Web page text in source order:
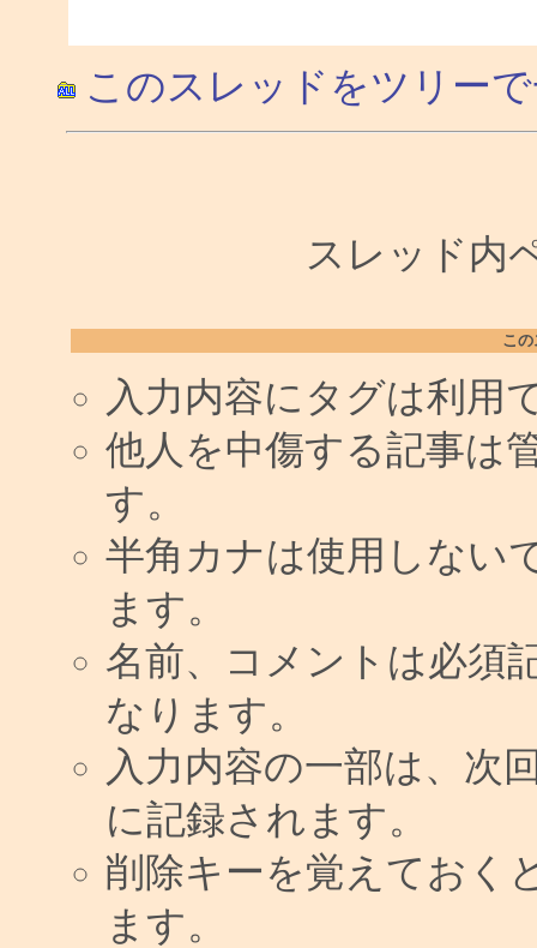
このスレッドをツリー
スレッド内
こ
入力内容にタグは利用
他人を中傷する記事は
す。
半角カナは使用しない
ます。
名前、コメントは必須
なります。
入力内容の一部は、次
に記録されます。
削除キーを覚えておく
ます。